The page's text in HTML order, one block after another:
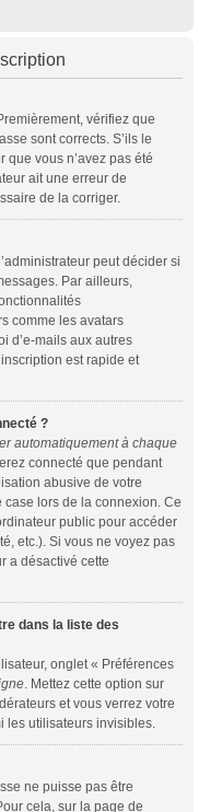
vérifiez que
sont corrects. S’ils le
que vous n’avez pas été
ait une erreur de
de la corriger.
peut décider si
Par ailleurs,
comme les avatars
d’e-mails aux autres
est rapide et
?
automatiquement à chaque
connecté que pendant
abusive de votre
case lors de la connexion. Ce
public pour accéder
etc.). Si vous ne voyez pas
a désactivé cette
dans la liste des
onglet « Préférences
. Mettez cette option sur
et vous verrez votre
les utilisateurs invisibles.
ne puisse pas être
cela, sur la page de